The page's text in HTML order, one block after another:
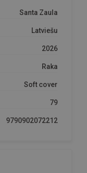
Santa Zaula
Latviešu
2026
Raka
Soft cover
79
9790902072212